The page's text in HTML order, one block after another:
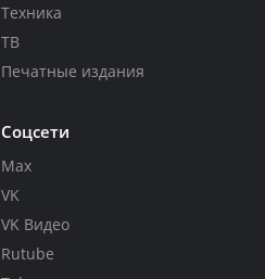
Техника
ТВ
Печатные издания
Соцсети
Max
VK
VK Видео
Rutube